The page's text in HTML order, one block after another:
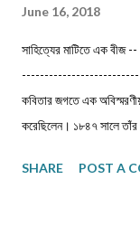
June 16, 2018
সাহিত্যের মাটিতে এক
কবিতার জগতে এক
করেছিলেন। ১৮৪৭ সালে তাঁর
প্রয়াসী হয়ে ভবিষ্যতের
SHARE POST A